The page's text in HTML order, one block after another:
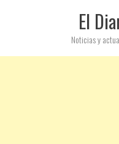
El
Noticias y